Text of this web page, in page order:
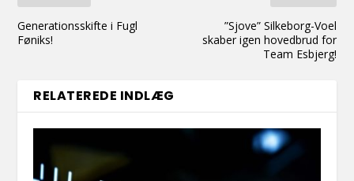
Generationsskifte i Fugl
Føniks!
”Sjove” Silkeborg-Voel
skaber igen hovedbrud for
Team Esbjerg!
RELATEREDE INDLÆG